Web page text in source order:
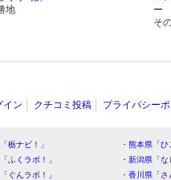
地
ー
そ
イン クチコミ投稿 プライバシー
栃ナビ！」
・熊本県「
ふくラボ！」
・新潟県「
ぐんラボ！」
・香川県「